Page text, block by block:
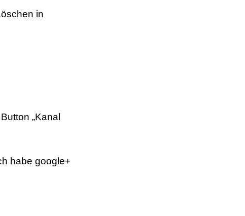
in
„Kanal
habe google+